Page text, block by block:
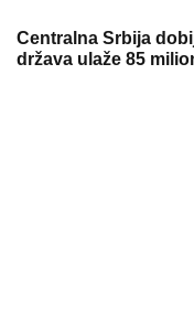
Centralna Srbija
država ulaže 85